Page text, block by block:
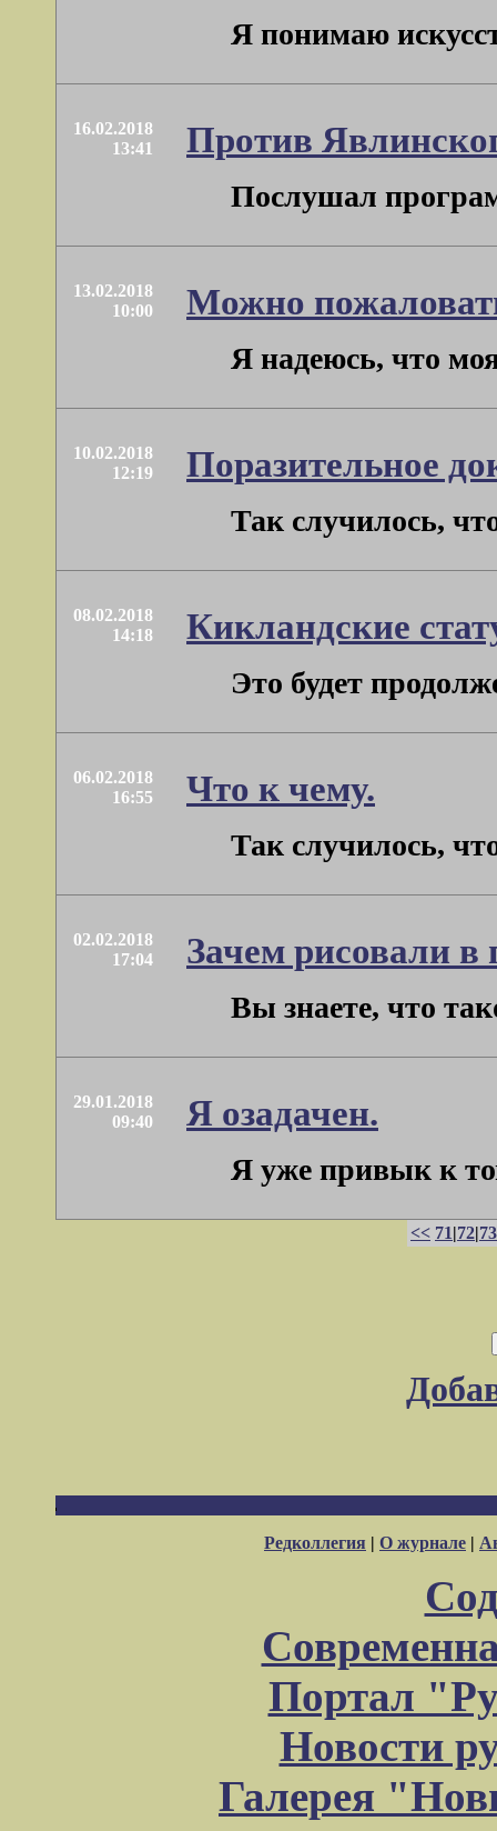
Я понимаю
16.02.2018
13:41
Против
Послушал
13.02.2018
10:00
Можно
Я надеюсь, что
10.02.2018
12:19
Поразительное
Так случилось,
08.02.2018
14:18
Кикландские
Это будет
06.02.2018
16:55
Что к чему.
Так случилось,
02.02.2018
17:04
Зачем рисовали в
Вы знаете, что
29.01.2018
09:40
Я озадачен.
Я уже привык к
<< 71|72|73
Редколлегия | О журнале |
Портал
Новости
Галерея